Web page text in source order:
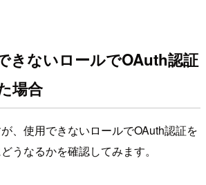
きないロールでOAuth認証
場合
、使用できないロールでOAuth認証を
うなるかを確認してみます。